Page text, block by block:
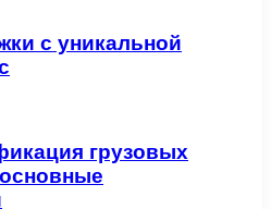
с уникальной
грузовых